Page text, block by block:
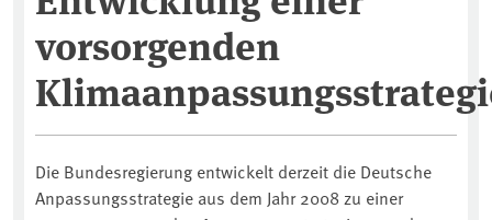
vorsorgenden
Die Bundesregierung entwickelt derzeit die Deutsche
⁠Anpassungsstrategie⁠ aus dem Jahr 2008 zu einer